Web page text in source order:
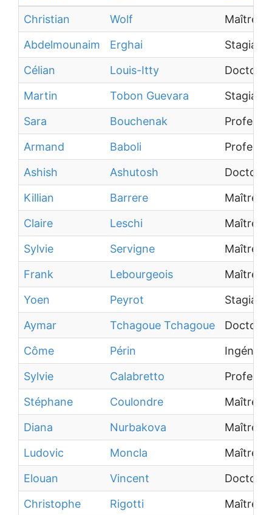
Christian Wolf
Maître
Abdelmounaim
Erghai
Stagiaire
Célian
Louis-Itty
Martin
Tobon Guevara
Stagiaire
Sara
Bouchenak
Armand
Baboli
Ashish
Ashutosh
Killian
Barrere
Maître
Claire
Leschi
Maître
Sylvie
Servigne
Maître
Frank
Lebourgeois
Maître
Yoen
Peyrot
Stagiaire
Aymar
Tchagoue Tchagoue
Côme
Périn
Sylvie
Calabretto
Stéphane
Coulondre
Maître
Diana
Nurbakova
Maître
Ludovic
Moncla
Maître
Elouan
Vincent
Christophe
Rigotti
Maître